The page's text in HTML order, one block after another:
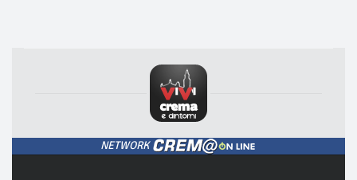
NETWORK